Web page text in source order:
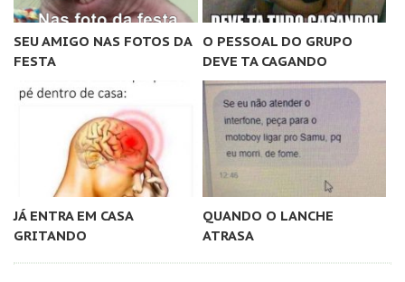
SEU AMIGO NAS FOTOS DA
FESTA
O PESSOAL DO GRUPO
DEVE TA CAGANDO
JÁ ENTRA EM CASA
GRITANDO
QUANDO O LANCHE
ATRASA